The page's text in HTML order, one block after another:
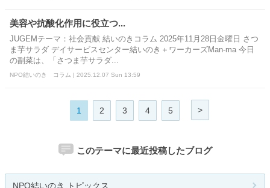
美容や抗酸化作用に役立つ...
JUGEMテーマ：社会貢献 結いのきコラム 2025年11月28日金曜日 さつ
ま芋サラダ デイサービスセンター結いのき＋ワーカーズMan-ma 今日
の副菜は、「さつま芋サラダ...
NPO結いのき コラム | 2025.12.07 Sun 13:59
1 2 3 4 5 >
このテーマに最近投稿したブログ
NPO結いのき トピックス